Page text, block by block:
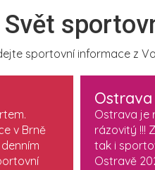
Svět
sportovní informace z
v Brně
Ostrava
Ostrava je
rázovitý !!!
tak i
Ostravě